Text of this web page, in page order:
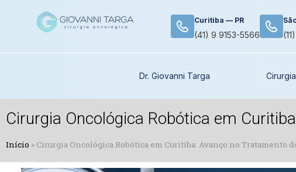
Curitiba — PR
(41) 9 9153-5566
Dr. Giovanni Targa
Cirurgia Oncológica Robótica em
Início » Cirurgia Oncológica Robótica em Curitiba: Avanço no Tratamento